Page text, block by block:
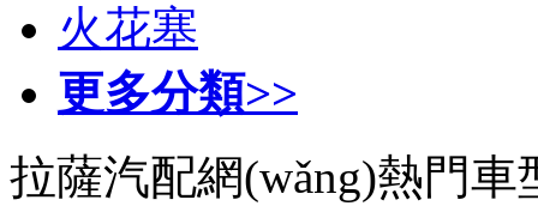
火花塞
更多分類>>
拉薩汽配網(wǎng)熱門